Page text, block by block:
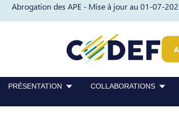
Abrogation des APE - Mise à jour au 01-07-
Passer au contenu Passer au pied de page
PRÉSENTATION COLLABORATIONS